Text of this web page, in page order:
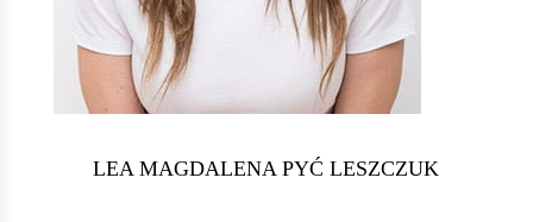
LEA MAGDALENA PYĆ LESZCZUK